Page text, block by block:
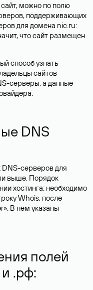
можно по полю
поддерживающих
для домена nic.ru:
что сайт размещен
способ узнать
сайтов
серверы, а данные
DNS
серверов для
выше. Порядок
хостинга: необходимо
Whois, после
В нем указаны
полей
.рф: